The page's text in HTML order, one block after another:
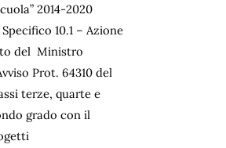
2014-2020
10.1 – Azione
del Ministro
Prot. 64310 del
terze, quarte e
grado con il